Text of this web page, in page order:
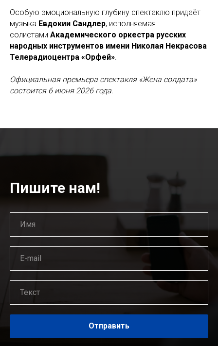
Особую эмоциональную глубину спектаклю придаёт
музыка Евдокии Сандлер, исполняемая
солистами Академического оркестра русских
народных инструментов имени Николая Некрасова
Телерадиоцентра «Орфей»
Официальная премьера спектакля «Жена солдата»
состоится 6 июня 2026 года.
Пишите нам!
Отправить